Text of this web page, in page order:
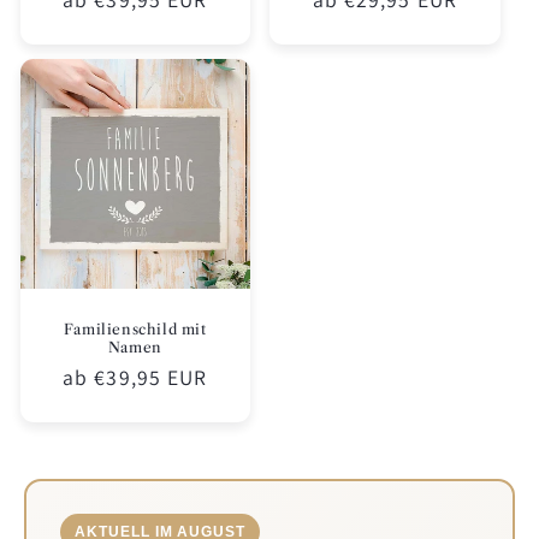
Familienschild mit
Namen
Normaler
ab €39,95 EUR
AKTUELL IM AUGUST